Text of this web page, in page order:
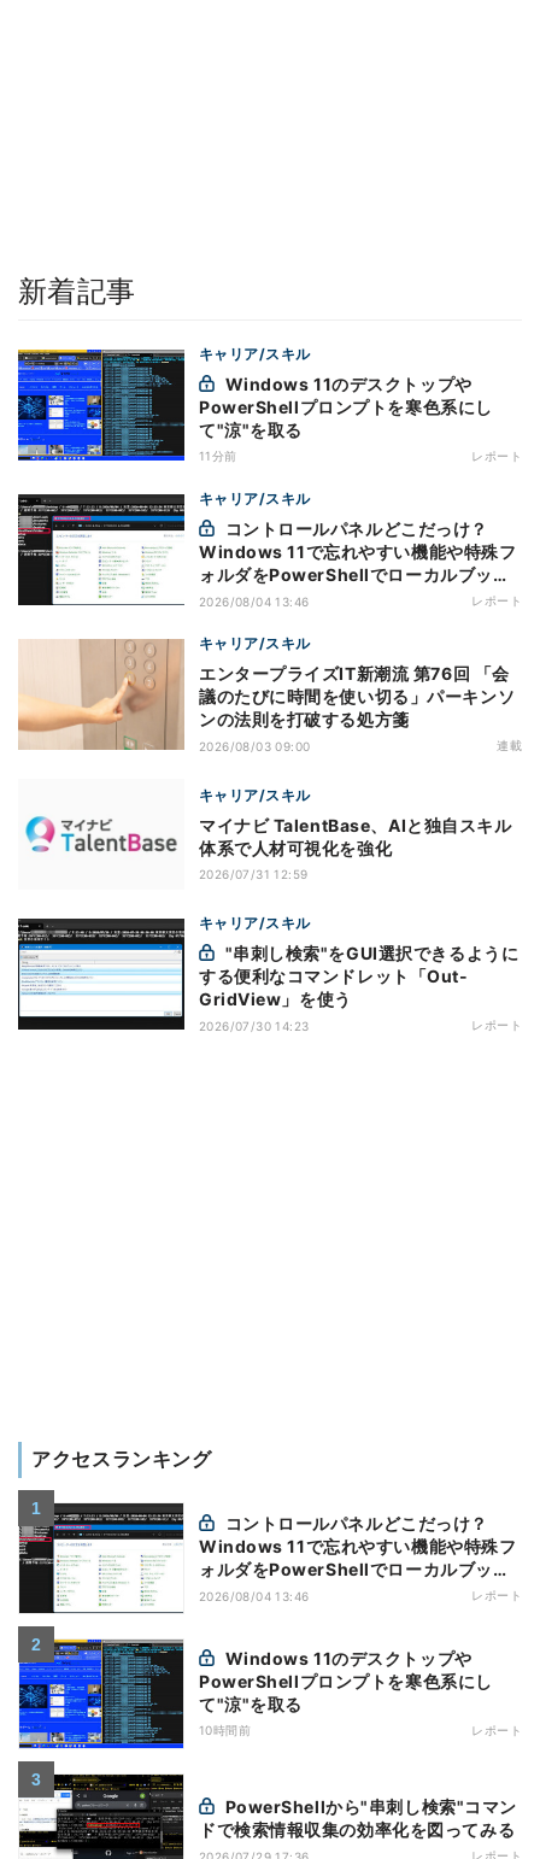
新着記事
キャリア/スキル
PowerShellプロンプトを寒色系にし
て"涼"を取る
11分前 レポート
キャリア/スキル
Windows 11で忘れやすい機能や特殊フ
ォルダをPowerShellでローカルブック
マーク化
2026/08/04 13:46 レポート
キャリア/スキル
エンタープライズIT新潮流 第76回 「会
議のたびに時間を使い切る」パーキンソ
ンの法則を打破する処方箋
2026/08/03 09:00 連載
キャリア/スキル
マイナビ TalentBase、AIと独自スキル
体系で人材可視化を強化
2026/07/31 12:59
キャリア/スキル
する便利なコマンドレット「Out-
GridView」を使う
2026/07/30 14:23 レポート
アクセスランキング
Windows 11で忘れやすい機能や特殊フ
ォルダをPowerShellでローカルブック
マーク化
2026/08/04 13:46 レポート
PowerShellプロンプトを寒色系にし
て"涼"を取る
10時間前 レポート
ドで検索情報収集の効率化を図ってみる
2026/07/29 17:36 レポート